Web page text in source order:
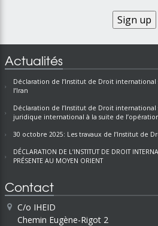
Actualités
Déclaration de l’Institut de Droit
l’Iran
Déclaration de l’Institut de Droit international
juridique international à la suite de
30 octobre 2025: Les travaux de l’Institut de
DÉCLARATION DE L’INSTITUT DE DROIT
PRÉSENTE AU MOYEN ORIENT
Contact
C/o IHEID
Chemin Eugène-Rigot 2